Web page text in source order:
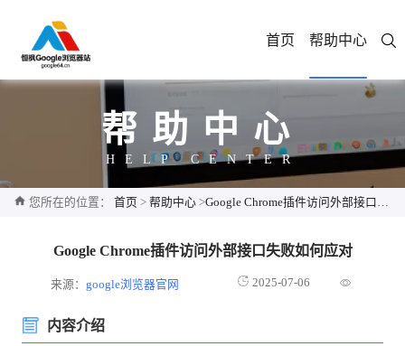
首页 帮助中心
帮助中心
HELP CENTER
您所在的位置： 首页 > 帮助中心 >Google Chrome插件访问外部接口失败如何应对
Google Chrome插件访问外部接口失败如何应对
来源：google浏览器官网 2025-07-06
内容介绍